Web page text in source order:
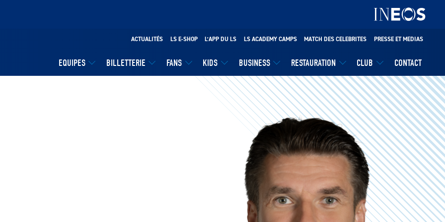
EQUIPES BILLETTERIE FANS KIDS BUSINESS RESTAURATION CLUB CONTACT
ACTUALITÉS LS E-SHOP L’APP DU LS LS ACADEMY CAMPS MATCH DES CELEBRITES PRESSE ET MEDIAS